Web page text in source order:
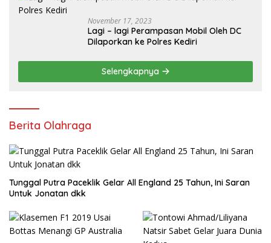
November 17, 2023
Lagi – lagi Perampasan Mobil Oleh DC
Dilaporkan ke Polres Kediri
Selengkapnya
Berita Olahraga
Tunggal Putra Paceklik Gelar All England 25 Tahun, Ini Saran
Untuk Jonatan dkk